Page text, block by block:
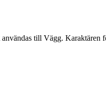
till Vägg. Karaktären